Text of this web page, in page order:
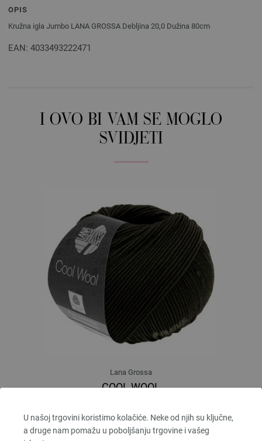
U našoj trgovini koristimo kolačiće. Neke od njih su ključne,
a druge nam pomažu u poboljšanju trgovine i vašeg
OPIS
Kružna igla Jumbo LANA GROSSA Debljina 20,0 Dužina 80cm
EAN: 4033493222471
I OVO BI VAM SE MOGLO
SVIDJETI
Lana Grossa
COOL WOOL
Dužina: otprilike 160 m / 50 g
Većina igle: 3 - 3,5